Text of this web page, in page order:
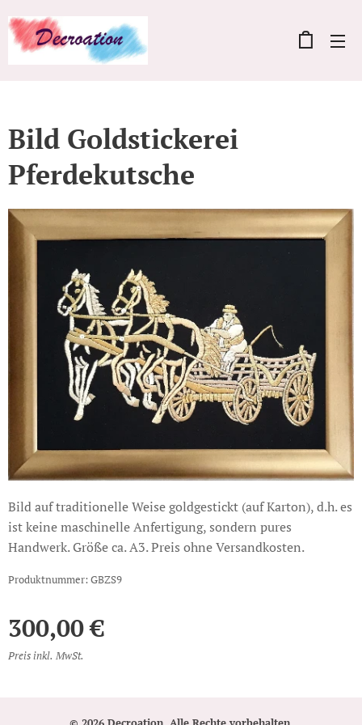
Bild Goldstickerei
Pferdekutsche
Bild auf traditionelle Weise goldgestickt (auf Karton), d.h. es
ist keine maschinelle Anfertigung, sondern pures
Handwerk. Größe ca. A3. Preis ohne Versandkosten.
Produktnummer: GBZS9
300,00€
Preis inkl. MwSt.